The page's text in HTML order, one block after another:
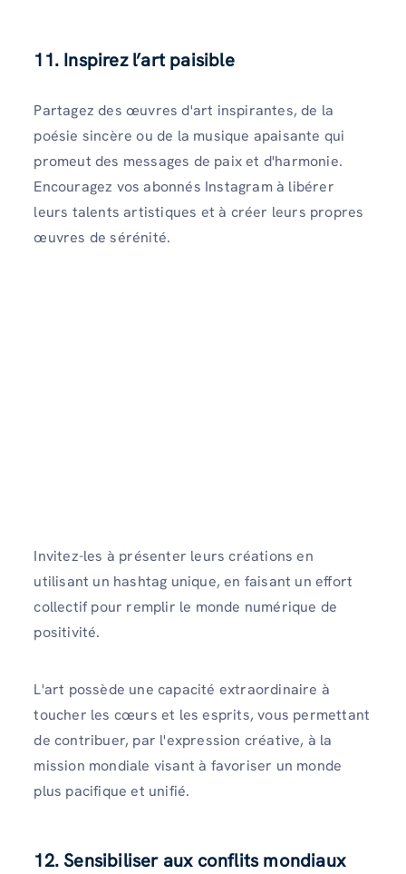
11. Inspirez l’art paisible
Partagez des œuvres d'art inspirantes, de la
poésie sincère ou de la musique apaisante qui
promeut des messages de paix et d'harmonie.
Encouragez vos abonnés Instagram à libérer
leurs talents artistiques et à créer leurs propres
œuvres de sérénité.
Invitez-les à présenter leurs créations en
utilisant un hashtag unique, en faisant un effort
collectif pour remplir le monde numérique de
positivité.
L'art possède une capacité extraordinaire à
toucher les cœurs et les esprits, vous permettant
de contribuer, par l'expression créative, à la
mission mondiale visant à favoriser un monde
plus pacifique et unifié.
12. Sensibiliser aux conflits mondiaux